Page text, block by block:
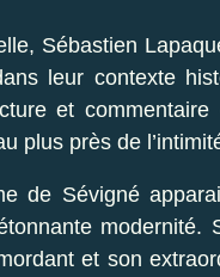
Sébastien
leur contexte
et
plus près de
de Sévigné
et son